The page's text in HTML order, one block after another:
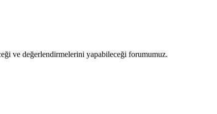
ve değerlendirmelerini yapabileceği forumumuz.